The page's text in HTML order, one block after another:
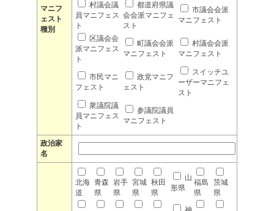
マニフ
ェスト
種別
村議会議
員マニフェス
ト
都道府県議
会会派マニフェ
スト
市議会会派
マニフェスト
区議会会
派マニフェス
ト
町議会会派
マニフェスト
村議会会派
マニフェスト
市民マニ
フェスト
政党マニフ
ェスト
スイッチユ
ーザーマニフェ
スト
衆議院議
員マニフェス
ト
参議院議員
マニフェスト
政治家
名
北海
道
青森
県
岩手
県
宮城
県
秋田
県
山
形県
福島
県
茨城
県